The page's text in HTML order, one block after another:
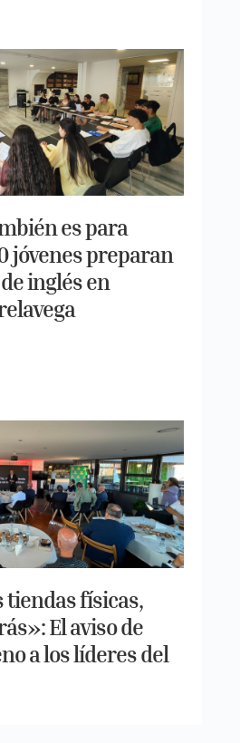
es para
jóvenes preparan
inglés en
tiendas físicas,
El aviso de
a los líderes del